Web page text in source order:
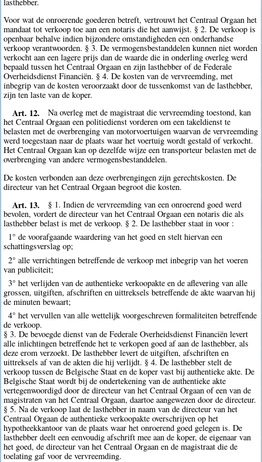
Voor wat de onroerende goederen betreft, vertrouwt het Centraal Orgaan het
mandaat tot verkoop toe aan een notaris die het aanwijst. § 2. De verkoop is
openbaar behalve indien bijzondere omstandigheden een onderhandse
verkoop verantwoorden. § 3. De vermogensbestanddelen kunnen niet worden
verkocht aan een lagere prijs dan de waarde die in onderling overleg werd
bepaald tussen het Centraal Orgaan en zijn lasthebber of de Federale
Overheidsdienst Financiën. § 4. De kosten van de vervreemding, met
inbegrip van de kosten veroorzaakt door de tussenkomst van de lasthebber,
zijn ten laste van de koper.
Art. 12.
Na overleg met de magistraat die vervreemding toestond, kan
het Centraal Orgaan een politiedienst vorderen om een takeldienst te
belasten met de overbrenging van motorvoertuigen waarvan de vervreemding
werd toegestaan naar de plaats waar het voertuig wordt gestald of verkocht.
Het Centraal Orgaan kan op dezelfde wijze een transporteur belasten met de
overbrenging van andere vermogensbestanddelen.
De kosten verbonden aan deze overbrengingen zijn gerechtskosten. De
directeur van het Centraal Orgaan begroot die kosten.
Art. 13.
§ 1. Indien de vervreemding van een onroerend goed werd
bevolen, vordert de directeur van het Centraal Orgaan een notaris die als
lasthebber belast is met de verkoop. § 2. De lasthebber staat in voor :
1° de voorafgaande waardering van het goed en stelt hiervan een
schattingsverslag op;
2° alle verrichtingen betreffende de verkoop met inbegrip van het voeren
van publiciteit;
3° het verlijden van de authentieke verkoopakte en de aflevering van alle
grossen, uitgiften, afschriften en uittreksels betreffende de akte waarvan hij
de minuten bewaart;
4° het vervullen van alle wettelijk voorgeschreven formaliteiten betreffende
de verkoop.
§ 3. De bevoegde dienst van de Federale Overheidsdienst Financiën levert
alle inlichtingen betreffende het te verkopen goed af aan de lasthebber, als
deze erom verzoekt. De lasthebber levert de uitgiften, afschriften en
uittreksels af van de akten die hij verlijdt. § 4. De lasthebber stelt de
verkoop tussen de Belgische Staat en de koper vast bij authentieke akte. De
Belgische Staat wordt bij de ondertekening van de authentieke akte
vertegenwoordigd door de directeur van het Centraal Orgaan of een van de
magistraten van het Centraal Orgaan, daartoe aangewezen door de directeur.
§ 5. Na de verkoop laat de lasthebber in naam van de directeur van het
Centraal Orgaan de authentieke verkoopakte overschrijven op het
hypotheekkantoor van de plaats waar het onroerend goed gelegen is. De
lasthebber deelt een eenvoudig afschrift mee aan de koper, de eigenaar van
het goed, de directeur van het Centraal Orgaan en de magistraat die de
toelating gaf voor de vervreemding.